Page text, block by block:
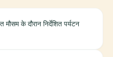
के दौरान निर्देशित पर्यटन